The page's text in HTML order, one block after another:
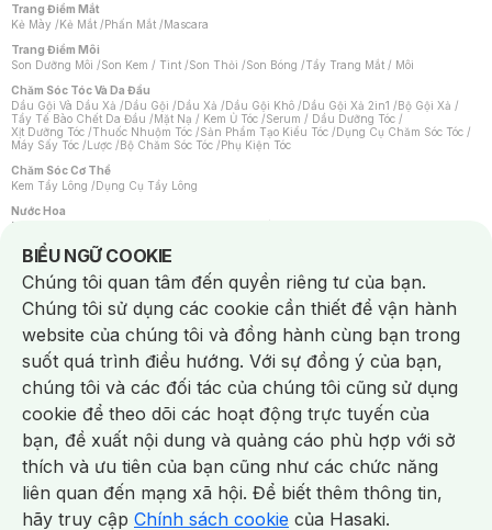
Trang Điểm Mắt
Kẻ Mày /Kẻ Mắt /Phấn Mắt /Mascara
Trang Điểm Môi
Son Dưỡng Môi /Son Kem / Tint /Son Thỏi /Son Bóng /Tẩy Trang Mắt / Môi
Chăm Sóc Tóc Và Da Đầu
Dầu Gội Và Dầu Xả /Dầu Gội /Dầu Xả /Dầu Gội Khô /Dầu Gội Xả 2in1 /Bộ Gội Xả /
Tẩy Tế Bào Chết Da Đầu /Mặt Nạ / Kem Ủ Tóc /Serum / Dầu Dưỡng Tóc /
Xịt Dưỡng Tóc /Thuốc Nhuộm Tóc /Sản Phẩm Tạo Kiểu Tóc /Dụng Cụ Chăm Sóc Tóc /
Máy Sấy Tóc /Lược /Bộ Chăm Sóc Tóc /Phụ Kiện Tóc
Chăm Sóc Cơ Thể
Kem Tẩy Lông /Dụng Cụ Tẩy Lông
Nước Hoa
Nước Hoa Nữ
Chăm Sóc Cá Nhân
Chống Muỗi /Khẩu Trang /Máy Massage/Mặt Nạ Xông Hơi /Nước Rửa Tay/
Sản Phẩm Chăm Sóc Khác /Bàn Chải Đánh Răng /Bàn Chải Điện/
Hỗ Trợ Trắng Răng/Kem Đánh Răng /Máy Tăm Nước/ Nước Súc Miệng/
Tăm / Chỉ Nha Khoa/ Xịt Thơm Miệng / Dung Dịch Vệ Sinh/Dưỡng Vùng Kín/
Khăn Ướt Vệ Sinh Vùng Kín/Băng Vệ Sinh/Tampon/Bọt Cạo Râu /Dao Cạo Râu/
Máy Cạo Râu
Vấn Đề Về Da
Da Dầu / Lỗ Chân Lông To/ Da Khô / Mất Nước/ Da Lão Hóa/ Da Mụn/
Da Nhạy Cảm / Kích Ứng
Da Xỉn Màu Thâm / Nám / Tàn Nhang
Quầng Thâm & Bọng Mắt /Sẹo /Viêm Da Cơ Địa
Dụng Cụ / Phụ Kiện Chăm Sóc Da
Bông Tẩy Trang
Khăn Lau Mặt Khô Dụng Cụ / Máy Rửa Mặt Máy Chăm Sóc Da
Dụng Cụ Chăm Sóc Khác
BIỂU NGỮ COOKIE
Notice about cookies usage
Chúng tôi quan tâm đến quyền riêng tư của bạn.
Chúng tôi sử dụng các cookie cần thiết để vận hành
website của chúng tôi và đồng hành cùng bạn trong
suốt quá trình điều hướng. Với sự đồng ý của bạn,
chúng tôi và các đối tác của chúng tôi cũng sử dụng
cookie để theo dõi các hoạt động trực tuyến của
bạn, đề xuất nội dung và quảng cáo phù hợp với sở
thích và ưu tiên của bạn cũng như các chức năng
liên quan đến mạng xã hội. Để biết thêm thông tin,
hãy truy cập Chính sách cookie của Hasaki.